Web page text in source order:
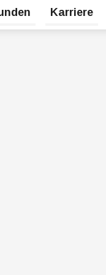
umschalten
Privatkunden
Karriere